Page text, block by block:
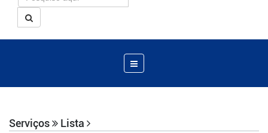
Menu
de
Navegação
Serviços Lista